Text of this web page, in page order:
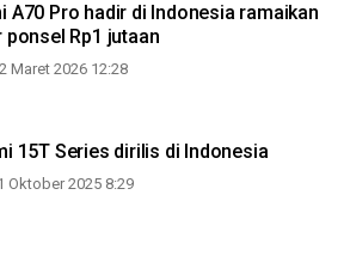
A70 Pro hadir di Indonesia ramaikan
ponsel Rp1 jutaan
Maret 2026 12:28
15T Series dirilis di Indonesia
Oktober 2025 8:29